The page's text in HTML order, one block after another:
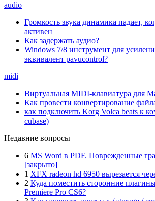
audio
Громкость звука динамика падает,
активен
Как задержать аудио?
Windows 7/8 инструмент для
эквивалент pavucontrol?
midi
Виртуальная MIDI-клавиатура для
Как провести конвертирование
как подключить Korg Volca beats к
cubase)
Недавние вопросы
6 MS Word в PDF. Поврежденные
[закрыто]
1 XFX radeon hd 6950 вырезается
2 Куда поместить сторонние
Premiere Pro CS6?